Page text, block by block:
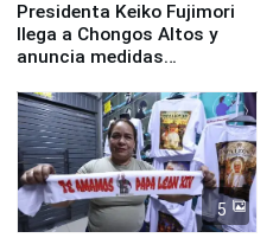
Presidenta Keiko Fujimori
llega a Chongos Altos y
anuncia medidas
educación, salud y empleo
5